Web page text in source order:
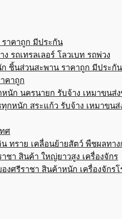
าคาถูก มีประกัน
รถเทรลเลอร์ โลวเบท รถพ่วง
ชิ้นส่วนสะพาน ราคาถูก มีประกัน
คาถูก
นัก นครนายก รับจ้าง เหมาขนส่
กหนัก สระแก้ว รับจ้าง เหมาขน
ศ
ทราย เคลื่อนย้ายสัตว์ พืชผลทาง
ชา สินค้า ใหญ่ยาวสูง เครื่องจักร
งศรีราชา สินค้าหนัก เครื่องจักรโ